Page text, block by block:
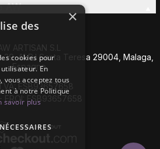
AW
ARTISAN S.L
41 P.I Santa Teresa 29004, Malaga,
Espagne
ESB93657658
EROI: ESB93657658
×
des
cookies pour
En
vous acceptez tous
à notre Politique
savoir plus